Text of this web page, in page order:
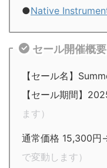
●Native
セール開催概要
【セール名】
【セール期間】
ます）
通常価格 15,300円
で変動します）